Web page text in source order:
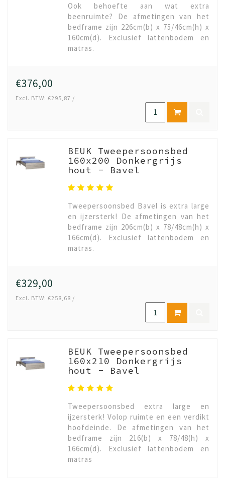
Ook behoefte aan wat extra
beenruimte? De afmetingen van het
bedframe zijn 226cm(b) x 75/46cm(h) x
160cm(d). Exclusief lattenbodem en
matras.
€376,00
Excl. BTW: €295,87 /
BEUK Tweepersoonsbed
160x200 Donkergrijs
hout - Bavel
Tweepersoonsbed Bavel is extra large
en ijzersterk! De afmetingen van het
bedframe zijn 206cm(b) x 78/48cm(h) x
166cm(d). Exclusief lattenbodem en
matras.
€329,00
Excl. BTW: €258,68 /
BEUK Tweepersoonsbed
160x210 Donkergrijs
hout - Bavel
Tweepersoonsbed extra large en
ijzersterk! Volop ruimte en een verdikt
hoofdeinde. De afmetingen van het
bedframe zijn 216(b) x 78/48(h) x
166cm(d). Exclusief lattenbodem en
matras